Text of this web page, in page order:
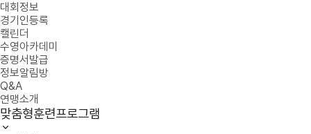
대회정보
경기인등록
캘린더
수영아카데미
증명서발급
정보알림방
Q&A
연맹소개
맞춤형훈련프로그램